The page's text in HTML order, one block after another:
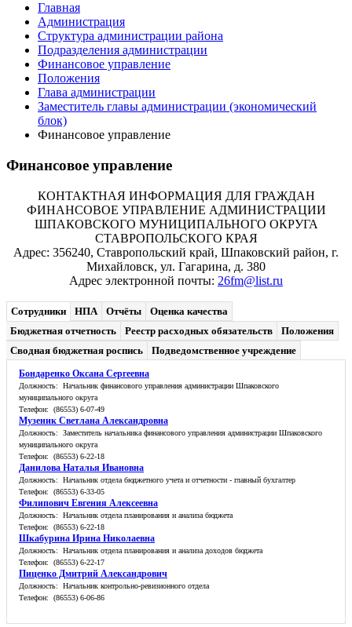
Главная
Администрация
Структура администрации района
Подразделения администрации
Финансовое управление
Положения
Глава администрации
Заместитель главы администрации (экономический
блок)
Финансовое управление
Финансовое управление
КОНТАКТНАЯ ИНФОРМАЦИЯ ДЛЯ ГРАЖДАН
ФИНАНСОВОЕ УПРАВЛЕНИЕ АДМИНИСТРАЦИИ
ШПАКОВСКОГО МУНИЦИПАЛЬНОГО ОКРУГА
СТАВРОПОЛЬСКОГО КРАЯ
Адрес: 356240, Ставропольский край, Шпаковский район, г.
Михайловск, ул. Гагарина, д. 380
Адрес электронной почты: 26fm@list.ru
Сотрудники НПА Отчёты
Оценка качества
Бюджетная отчетность
Реестр расходных обязательств
Положения
Сводная бюджетная роспись
Подведомственное учреждение
Бондаренко Оксана Сергеевна
Должность: Начальник финансового управления администрации Шпаковского
муниципального округа
Телефон: (86553) 6-07-49
Музеник Светлана Александровна
Должность: Заместитель начальника финансового управления администрации Шпаковского
муниципального округа
Телефон: (86553) 6-22-18
Данилова Наталья Ивановна
Должность: Начальник отдела бюджетного учета и отчетности - главный бухгалтер
Телефон: (86553) 6-33-05
Филипович Евгения Алексеевна
Должность: Начальник отдела планирования и анализа бюджета
Телефон: (86553) 6-22-18
Шкабурина Ирина Николаевна
Должность: Начальник отдела планирования и анализа доходов бюджета
Телефон: (86553) 6-22-17
Пиценко Дмитрий Александрович
Должность: Начальник контрольно-ревизионного отдела
Телефон: (86553) 6-06-86